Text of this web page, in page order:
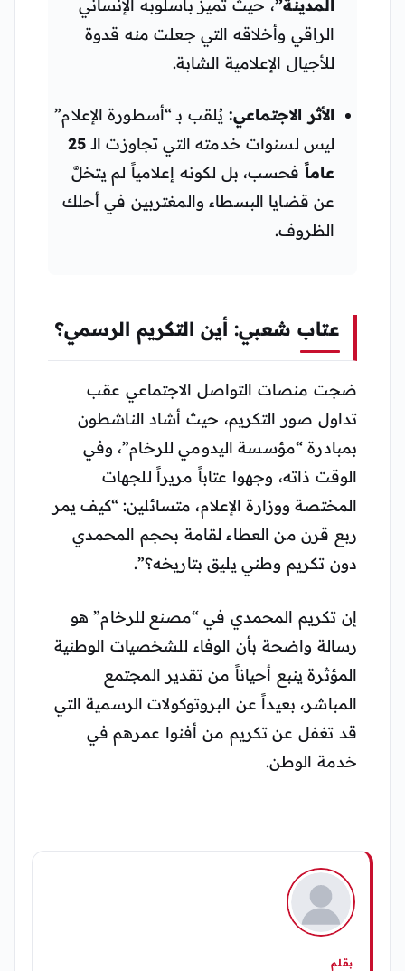
المدينة”، حيث تميز بأسلوبه الإنساني
الراقي وأخلاقه التي جعلت منه قدوة
للأجيال الإعلامية الشابة.
الأثر الاجتماعي: يُلقب بـ “أسطورة الإعلام”
ليس لسنوات خدمته التي تجاوزت الـ 25
عاماًفحسب، بل لكونه إعلامياً لم يتخلَّ
عن قضايا البسطاء والمغتربين في أحلك
الظروف.
عتاب شعبي: أين التكريم الرسمي؟
ضجت منصات التواصل الاجتماعي عقب
تداول صور التكريم، حيث أشاد الناشطون
بمبادرة “مؤسسة اليدومي للرخام”، وفي
الوقت ذاته، وجهوا عتاباً مريراً للجهات
المختصة ووزارة الإعلام، متسائلين: “كيف يمر
ربع قرن من العطاء لقامة بحجم المحمدي
دون تكريم وطني يليق بتاريخه؟”.
إن تكريم المحمدي في “مصنع للرخام” هو
رسالة واضحة بأن الوفاء للشخصيات الوطنية
المؤثرة ينبع أحياناً من تقدير المجتمع
المباشر، بعيداً عن البروتوكولات الرسمية التي
قد تغفل عن تكريم من أفنوا عمرهم في
خدمة الوطن.
بقلم